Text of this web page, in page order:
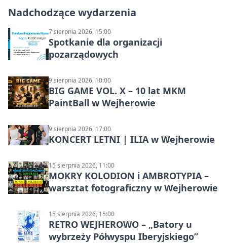
Nadchodzące wydarzenia
7 sierpnia 2026, 15:00
Spotkanie dla organizacji
pozarządowych
9 sierpnia 2026, 10:00
BIG GAME VOL. X – 10 lat MKM
PaintBall w Wejherowie
9 sierpnia 2026, 17:00
KONCERT LETNI | ILIA w Wejherowie
15 sierpnia 2026, 11:00
MOKRY KOLODION i AMBROTYPIA –
warsztat fotograficzny w Wejherowie
15 sierpnia 2026, 15:00
RETRO WEJHEROWO – „Batory u
wybrzeży Półwyspu Iberyjskiego”